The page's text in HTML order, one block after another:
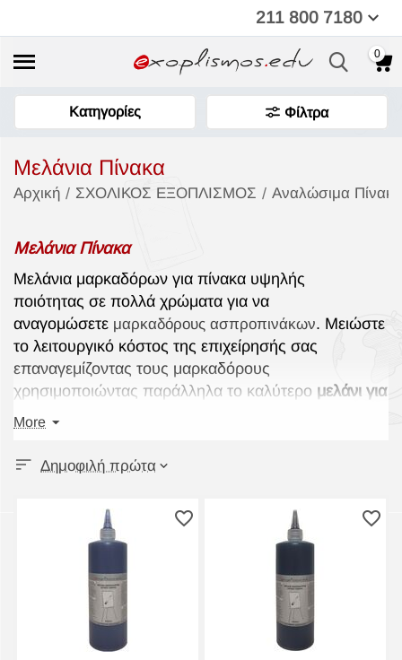
211 800 7180
0
Κατηγορίες Φίλτρα
Μελάνια Πίνακα
Αρχική / ΣΧΟΛΙΚΟΣ ΕΞΟΠΛΙΣΜΟΣ / Αναλώσιμα Πίνακα
Μελάνια Πίνακα
Μελάνια μαρκαδόρων για πίνακα υψηλής
ποιότητας σε πολλά χρώματα για να
αναγομώσετε μαρκαδόρους ασπροπινάκων. Μειώστε
το λειτουργικό κόστος της επιχείρησής σας
επαναγεμίζοντας τους μαρκαδόρους
χρησιμοποιώντας παράλληλα το καλύτερο μελάνι για
πίνακες
τα προβλεπόμενα τεστ και η εταιρία μας σας
μυρωδιές, δύσκολο σβήσιμο
, καταστροφή
της επιφάνειαςπινάκων,
υπερβολική κατανάλωση
λόγω αραίωσης με λάθος αναλογίες ή με μη
κατάλληλα υλικά. Ένας
λευκός πίνακαςμπορεί να μη
χάσει τα χαρακτηριστικά του για πολλά χρόνια με τη
σωστή χρησιμοποίηση
μελανιών μαρκαδόρου
More
Δημοφιλή πρώτα